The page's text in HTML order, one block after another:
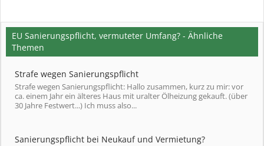
EU Sanierungspflicht, vermuteter Umfang? - Ähnliche
Themen
Strafe wegen Sanierungspflicht
Strafe wegen Sanierungspflicht: Hallo zusammen, kurz zu mir: vor
ca. einem Jahr ein älteres Haus mit uralter Ölheizung gekauft. (über
30 Jahre Festwert...) Ich muss also...
Sanierungspflicht bei Neukauf und Vermietung?